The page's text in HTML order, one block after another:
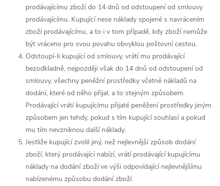
prodávajícímu zboží do 14 dnů od odstoupení od smlouvy
prodávajícímu. Kupující nese náklady spojené s navrácením
zboží prodávajícímu, a to i v tom případě, kdy zboží nemůže
být vráceno pro svou povahu obvyklou poštovní cestou.
Odstoupí-li kupující od smlouvy, vrátí mu prodávající
bezodkladně, nejpozději však do 14 dnů od odstoupení od
smlouvy, všechny peněžní prostředky včetně nákladů na
dodání, které od něho přijal, a to stejným způsobem.
Prodávající vrátí kupujícímu přijaté peněžení prostředky jiným
způsobem jen tehdy, pokud s tím kupující souhlasí a pokud
mu tím nevzniknou další náklady.
Jestliže kupující zvolil jiný, než nejlevnější způsob dodání
zboží, který prodávající nabízí, vrátí prodávající kupujícímu
náklady na dodání zboží ve výši odpovídající nejlevnějšímu
nabízenému způsobu dodání zboží.